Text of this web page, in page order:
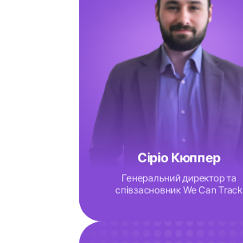
Сіріо Кюппер
Генеральний директор та
співзасновник We Can Track